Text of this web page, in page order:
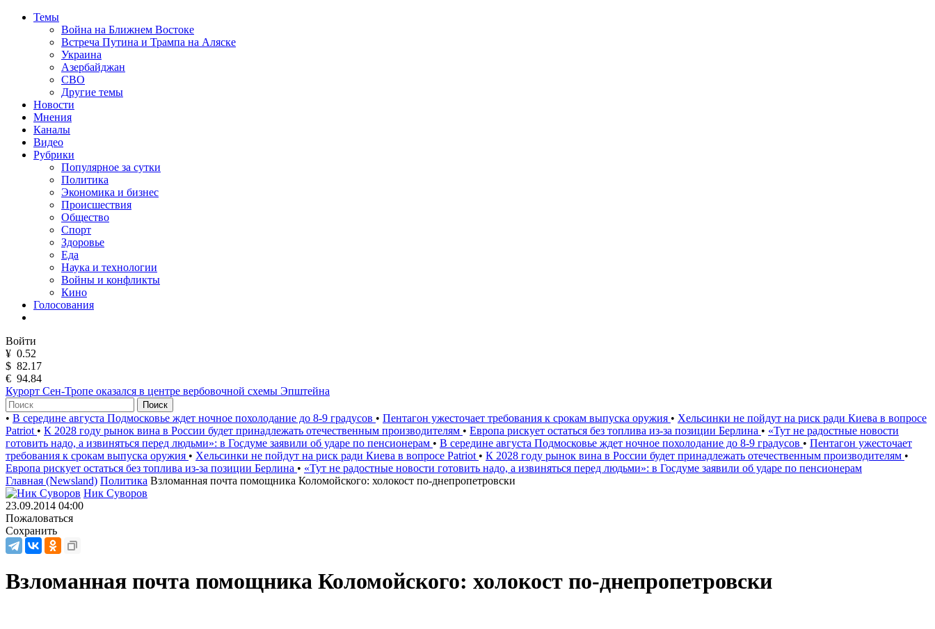
Темы
Война на Ближнем Востоке
Встреча Путина и Трампа на Аляске
Украина
Азербайджан
СВО
Другие темы
Новости
Мнения
Каналы
Видео
Рубрики
Популярное за сутки
Политика
Экономика и бизнес
Происшествия
Общество
Спорт
Здоровье
Еда
Наука и технологии
Войны и конфликты
Кино
Голосования
Войти
¥ 0.52
$ 82.17
€ 94.84
Курорт Сен-Тропе оказался в центре вербовочной схемы Эпштейна
Поиск
• В середине августа Подмосковье ждет ночное похолодание до 8-9 градусов • Пентагон ужесточает требования к срокам выпуска оружия • Хельсинки не пойдут на риск ради Киева в вопросе
Patriot • К 2028 году рынок вина в России будет принадлежать отечественным производителям • Европа рискует остаться без топлива из-за позиции Берлина • «Тут не радостные новости
готовить надо, а извиняться перед людьми»: в Госдуме заявили об ударе по пенсионерам • В середине августа Подмосковье ждет ночное похолодание до 8-9 градусов • Пентагон ужесточает
требования к срокам выпуска оружия • Хельсинки не пойдут на риск ради Киева в вопросе Patriot • К 2028 году рынок вина в России будет принадлежать отечественным производителям •
Европа рискует остаться без топлива из-за позиции Берлина • «Тут не радостные новости готовить надо, а извиняться перед людьми»: в Госдуме заявили об ударе по пенсионерам
Главная (Newsland) Политика Взломанная почта помощника Коломойского: холокост по-днепропетровски
Ник Суворов
23.09.2014 04:00
Пожаловаться
Сохранить
Взломанная почта помощника Коломойского: холокост по-днепропетровски